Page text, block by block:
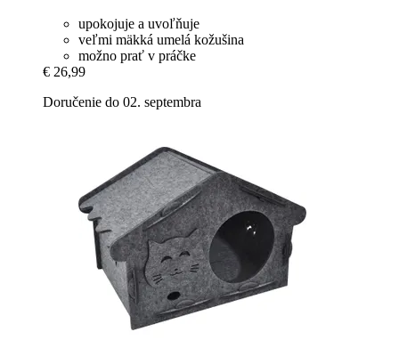
upokojuje a uvoľňuje
veľmi mäkká umelá kožušina
možno prať v práčke
€ 26,99
Doručenie do 02. septembra